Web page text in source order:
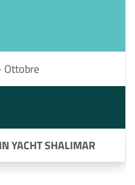
Ottobre
YACHT SHALIMAR